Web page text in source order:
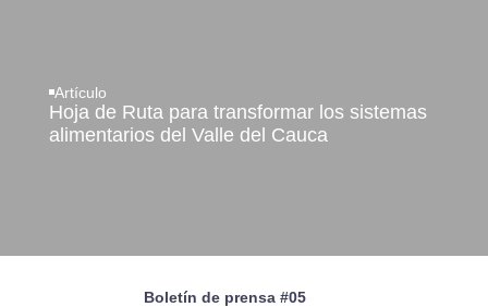
Artículo
Hoja de Ruta para transformar los sistemas
alimentarios del Valle del Cauca
Boletín de prensa #05